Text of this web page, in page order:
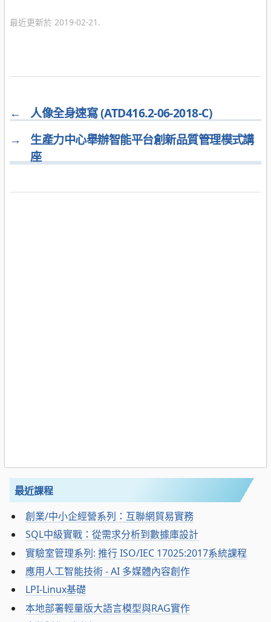
最近更新於 2019-02-21.
←
人像全身速寫 (ATD416.2-06-2018-C)
→
生產力中心舉辦智能平台創新品質管理模式講
座
最近課程
創業/中小企經營系列：互聯網貿易實務
SQL中級實戰：從需求分析到數據庫設計
實驗室管理系列: 推行 ISO/IEC 17025:2017系統課程
應用人工智能技術 - AI 多媒體內容創作
LPI-Linux基礎
本地部署輕量版大語言模型與RAG實作